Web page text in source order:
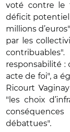
voté contre le
déficit
millions
par les
responsabilité :
acte de foi", a
Ricourt
"les choix
débattues".